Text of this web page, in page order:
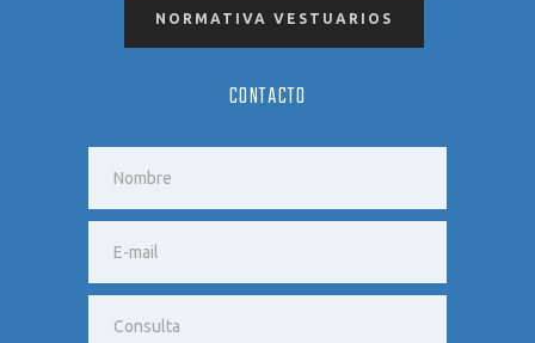
NORMATIVA VESTUARIOS
CONTACTO